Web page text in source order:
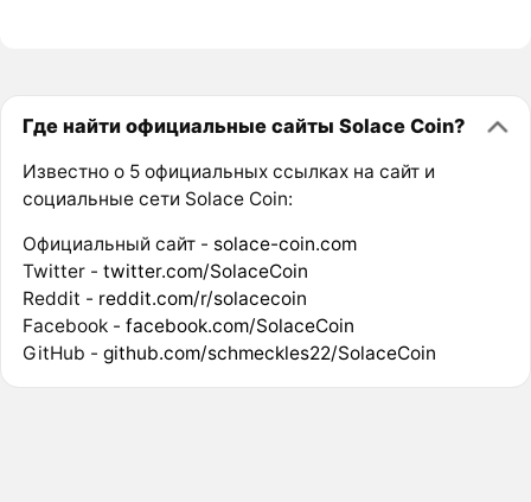
Где найти официальные сайты Solace Coin?
Известно о 5 официальных ссылках на сайт и
социальные сети Solace Coin:
Официальный сайт - solace-coin.com
Twitter - twitter.com/SolaceCoin
Reddit - reddit.com/r/solacecoin
Facebook - facebook.com/SolaceCoin
GitHub - github.com/schmeckles22/SolaceCoin